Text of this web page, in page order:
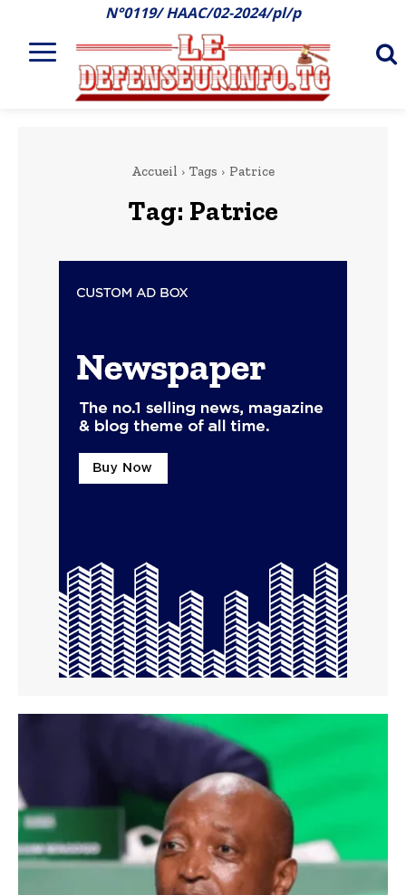
N°0119/ HAAC/02-2024/pl/p
Accueil Tags Patrice
Tag: Patrice